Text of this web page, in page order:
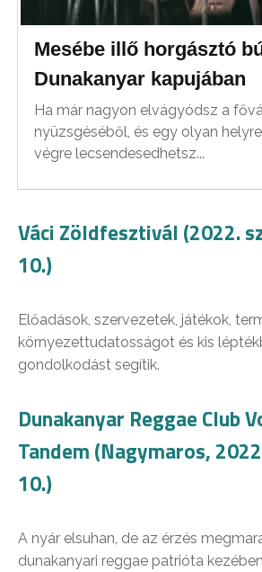
Mesébe illő horgásztó
Dunakanyar kapujában
Ha már nagyon elvágyódsz a
nyüzsgéséből, és egy olyan
végre lecsendesedhetsz...
Váci Zöldfesztivál (2022.
10.)
Előadások, szervezetek, játékok,
környezettudatosságot és kis
gondolkodást segítik.
Dunakanyar Reggae Club
Tandem (Nagymaros,
10.)
A nyár elsuhan, de az érzés
dunakanyari reggae patrióta